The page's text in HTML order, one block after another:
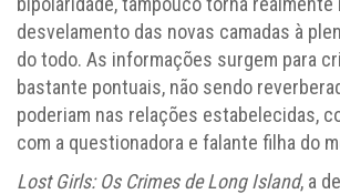
desvelamento das novas camadas à
do todo. As informações surgem para
bastante pontuais, não sendo
poderiam nas relações estabelecidas,
com a questionadora e falante filha do
Lost Girls: Os Crimes de Long Island, a